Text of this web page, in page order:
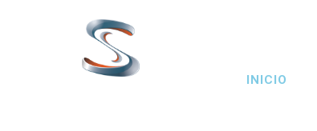
Main
INICIO